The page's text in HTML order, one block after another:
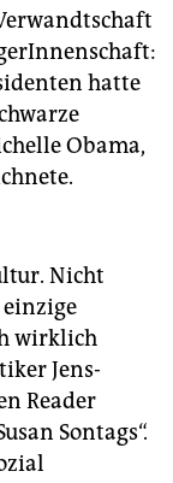
hatte
Oba­ma,
Nicht
wirklich
Jens-
Reader
Sontags“.